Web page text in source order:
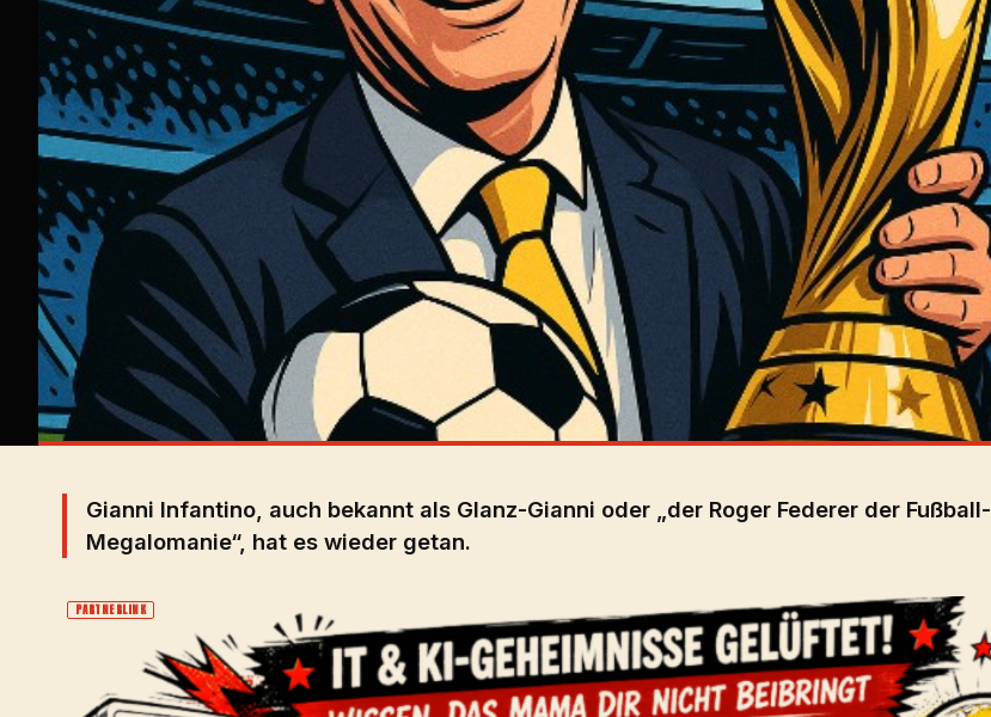
Gianni Infantino, auch bekannt als Glanz-Gianni oder „der Roger Federer der Fußball-
Megalomanie“, hat es wieder getan.
PARTNERLINK